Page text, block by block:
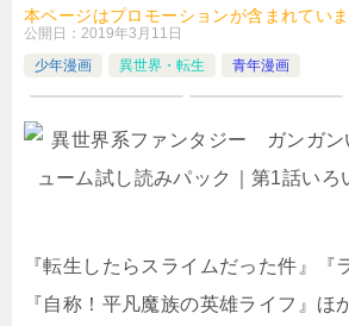
本ページはプロモーションが含まれてい
公開日： 2019年3月11日
少年漫画
異世界・転生 青年漫画
『転生したらスライムだった件』『
『自称！平凡魔族の英雄ライフ』ほ